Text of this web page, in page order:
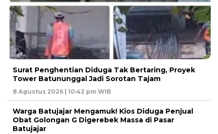
Surat Penghentian Diduga Tak Bertaring, Proyek
Tower Batununggal Jadi Sorotan Tajam
8 Agustus 2026 | 10:42 pm WIB
Warga Batujajar Mengamuk! Kios Diduga Penjual
Obat Golongan G Digerebek Massa di Pasar
Batujajar